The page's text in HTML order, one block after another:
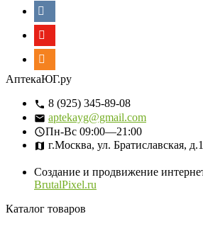
АптекаЮГ.ру
8 (925) 345-89-08
aptekayg@gmail.com
Пн-Вс 09:00—21:00
г.Москва, ул. Братиславская,
Создание и продвижение
BrutalPixel.ru
Каталог товаров